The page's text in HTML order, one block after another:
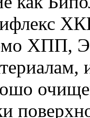
ХПП,